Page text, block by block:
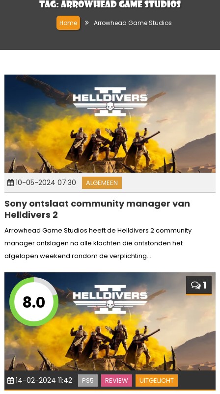
Tag: Arrowhead Game Studios
Home Arrowhead Game Studios
10-05-2024 07:30 ALGEMEEN
Sony ontslaat community manager van
Helldivers 2
Arrowhead Game Studios heeft de Helldivers 2 community
manager ontslagen na alle klachten die ontstonden het
afgelopen weekend rondom de verplichting...
8.0
1
14-02-2024 11:42 PS5 REVIEW UITGELICHT